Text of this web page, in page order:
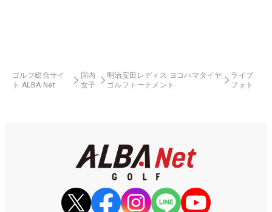
ゴルフ総合サイ
ト ALBA Net
国内
女子
明治安田レディス ヨコハマタイヤ
ゴルフトーナメント
ライブ
フォト